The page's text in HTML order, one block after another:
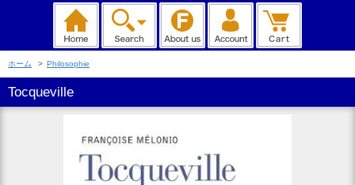
ホーム > Philosophie
Tocqueville